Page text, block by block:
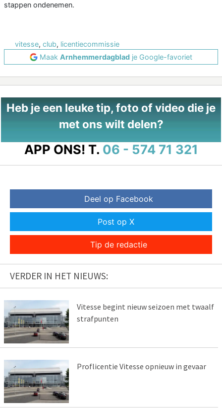
stappen ondenemen.
vitesse, club, licentiecommissie
Maak Arnhemmerdagblad je Google-favoriet
Heb je een leuke tip, foto of video die je
met ons wilt delen?
APP ONS! T. 06 - 574 71 321
Deel op Facebook
Post op X
Tip de redactie
VERDER IN HET NIEUWS:
Vitesse begint nieuw seizoen met twaalf
strafpunten
Proflicentie Vitesse opnieuw in gevaar